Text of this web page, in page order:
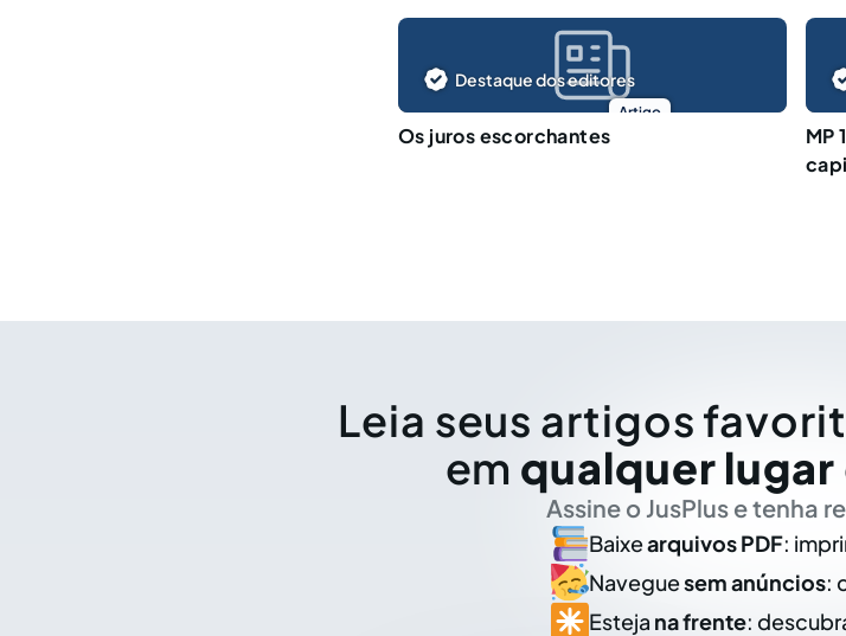
Artigo
Destaque dos editores
Os juros escorchantes
MP
Leia seus artigos
em qualquer lugar
Assine o JusPlus e tenha
Baixearquivos PDF:
Naveguesem anúncios:
Esteja na frente: